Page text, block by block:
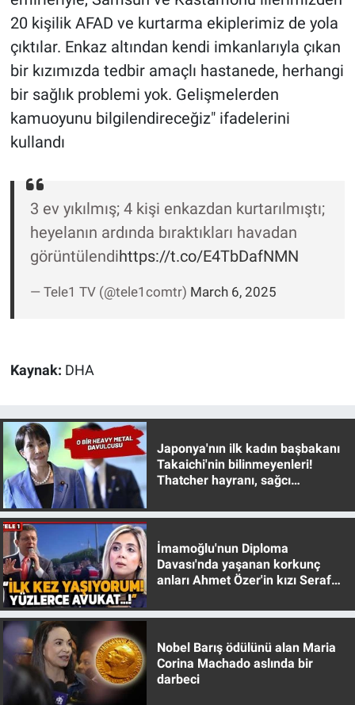
20 kişilik AFAD ve kurtarma ekiplerimiz de yola
çıktılar. Enkaz altından kendi imkanlarıyla çıkan
bir kızımızda tedbir amaçlı hastanede, herhangi
bir sağlık problemi yok. Gelişmelerden
kamuoyunu bilgilendireceğiz" ifadelerini
kullandı
3 ev yıkılmış; 4 kişi enkazdan kurtarılmıştı;
heyelanın ardında bıraktıkları havadan
görüntülendihttps://t.co/E4TbDafNMN
— Tele1 TV (@tele1comtr) March 6, 2025
Kaynak: DHA
Japonya'nın ilk kadın başbakanı
Takaichi'nin bilinmeyenleri!
Thatcher hayranı, sağcı
İmamoğlu'nun Diploma
Davası'nda yaşanan korkunç
anları Ahmet Özer'in kızı Seraf
Nobel Barış ödülünü alan Maria
Corina Machado aslında bir
darbeci
Yerel Yaşam
Canlı Yayın